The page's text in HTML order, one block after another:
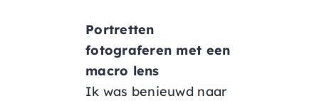
Portretten
fotograferen met een
macro lens
Ik was benieuwd naar